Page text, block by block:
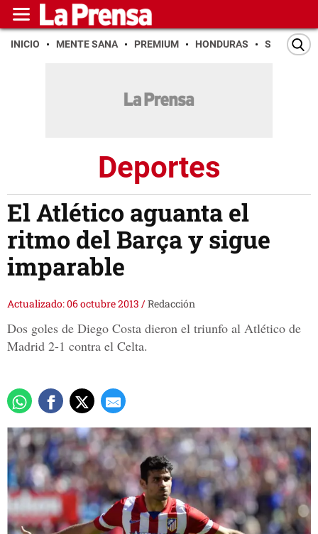
INICIO MENTE SANA PREMIUM HONDURAS SAN PEDRO
Deportes
El Atlético aguanta el
ritmo del Barça y sigue
imparable
Actualizado: 06 octubre 2013 /Redacción
Dos goles de Diego Costa dieron el triunfo al Atlético de
Madrid 2-1 contra el Celta.